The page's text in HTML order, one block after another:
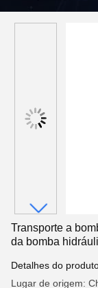
Transporte a
da bomba
Detalhes do
Lugar de origem: